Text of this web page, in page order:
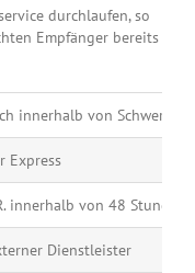
durchlaufen, so
Empfänger bereits
innerhalb von Schwerin
Express
innerhalb von 48 Stunden
Dienstleister